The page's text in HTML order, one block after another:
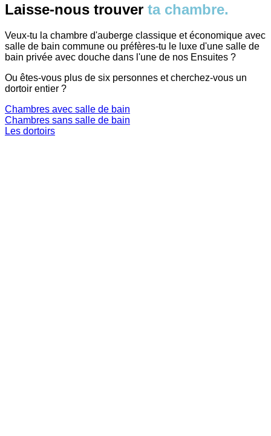
Laisse-nous trouver ta chambre.
Veux-tu la chambre d'auberge classique et économique avec
salle de bain commune ou préfères-tu le luxe d'une salle de
bain privée avec douche dans l'une de nos Ensuites ?
Ou êtes-vous plus de six personnes et cherchez-vous un
dortoir entier ?
Chambres avec salle de bain
Chambres sans salle de bain
Les dortoirs